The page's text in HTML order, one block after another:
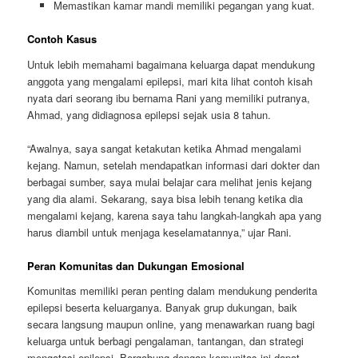
Memastikan kamar mandi memiliki pegangan yang kuat.
Contoh Kasus
Untuk lebih memahami bagaimana keluarga dapat mendukung
anggota yang mengalami epilepsi, mari kita lihat contoh kisah
nyata dari seorang ibu bernama Rani yang memiliki putranya,
Ahmad, yang didiagnosa epilepsi sejak usia 8 tahun.
“Awalnya, saya sangat ketakutan ketika Ahmad mengalami
kejang. Namun, setelah mendapatkan informasi dari dokter dan
berbagai sumber, saya mulai belajar cara melihat jenis kejang
yang dia alami. Sekarang, saya bisa lebih tenang ketika dia
mengalami kejang, karena saya tahu langkah-langkah apa yang
harus diambil untuk menjaga keselamatannya,” ujar Rani.
Peran Komunitas dan Dukungan Emosional
Komunitas memiliki peran penting dalam mendukung penderita
epilepsi beserta keluarganya. Banyak grup dukungan, baik
secara langsung maupun online, yang menawarkan ruang bagi
keluarga untuk berbagi pengalaman, tantangan, dan strategi